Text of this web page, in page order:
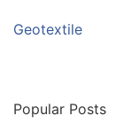
Geotextile
Popular Posts